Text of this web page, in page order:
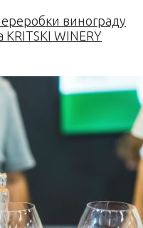
винограду
WINERY